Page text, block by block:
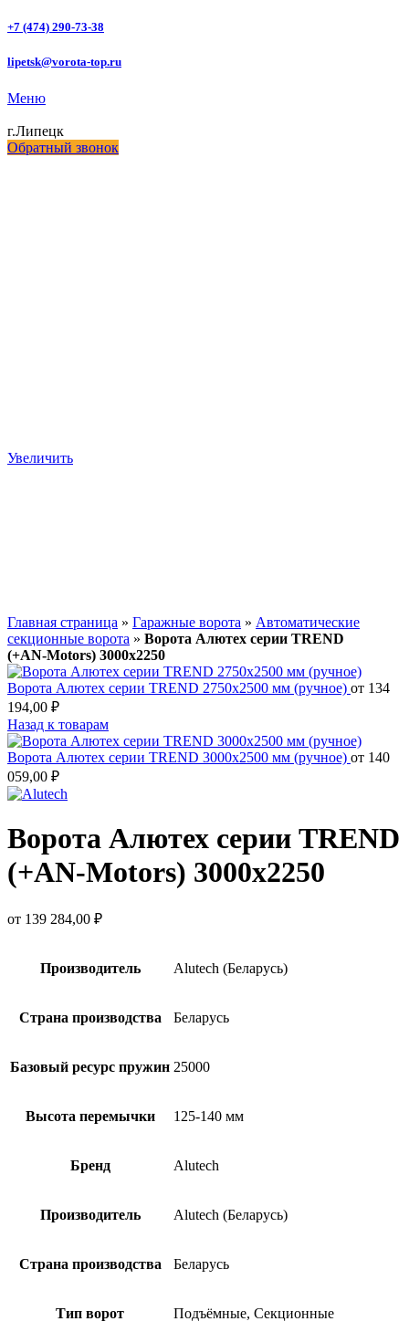
+7 (474) 290-73-38
lipetsk@vorota-top.ru
Меню
г.Липецк
Обратный звонок
Увеличить
Главная страница » Гаражные ворота » Автоматические
секционные ворота » Ворота Алютех серии TREND
(+AN‑Motors) 3000х2250
Ворота Алютех серии TREND 2750х2500 мм (ручное) от 134
194,00 ₽
Назад к товарам
Ворота Алютех серии TREND 3000х2500 мм (ручное) от 140
059,00 ₽
Ворота Алютех серии TREND
(+AN‑Motors) 3000х2250
от 139 284,00 ₽
Производитель Alutech (Беларусь)
Страна производства Беларусь
Базовый ресурс пружин 25000
Высота перемычки 125-140 мм
Бренд Alutech
Производитель Alutech (Беларусь)
Страна производства Беларусь
Тип ворот Подъёмные, Секционные